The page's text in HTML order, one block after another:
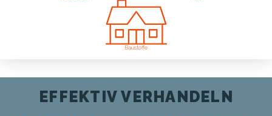
Baustoffe
EFFEKTIV VERHANDELN